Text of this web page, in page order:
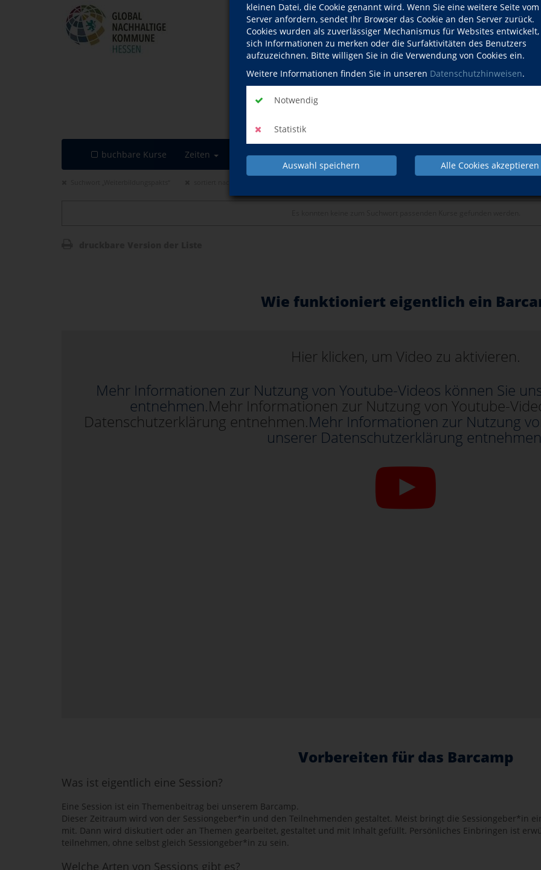
kleinen Datei, die Cookie genannt wird. Wenn Sie eine weitere Seite vom
Server anfordern, sendet Ihr Browser das Cookie an den Server zurück.
Cookies wurden als zuverlässiger Mechanismus für Websites
sich Informationen zu merken oder die Surfaktivitäten des Benutzers
aufzuzeichnen. Bitte willigen Sie in die Verwendung von Cookies ein.
Weitere Informationen finden Sie in unseren Datenschutzhinweisen.
Notwendig
Statistik
Auswahl speichern Alle Cookies akzeptieren
buchbare Kurse Zeiten
Wie funktioniert eigentlich ein
Hier klicken, um Video zu aktivieren.
Mehr Informationen zur Nutzung von Youtube-Videos können Sie
entnehmen.Mehr Informationen zur Nutzung von Youtube-
Datenschutzerklärung entnehmen.Mehr Informationen zur Nutzung
unserer Datenschutzerklärung
Vorbereiten für das Barcamp
Was ist eigentlich eine Session?
Eine Session ist ein Themenbeitrag bei unserem Barcamp.
Dieser Zeitraum wird von der Sessiongeber*in und den Teilnehmenden gestaltet. Meist bringt die Sessiongeber*in
mit. Dann wird diskutiert oder an Themen gearbeitet, gestaltet und mit Inhalt gefüllt. Persönliches Einbringen ist
teilnehmen, ohne selbst gleich Sessiongeber*in zu sein.
Welche Arten von Sessions gibt es?